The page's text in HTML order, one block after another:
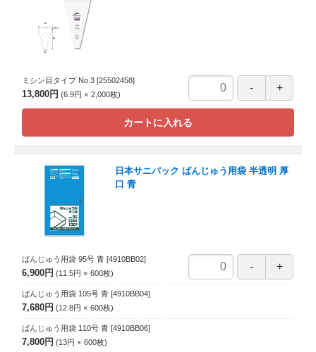
ミシン目タイプ No.3 [25502458]
13,800円 6.9円 2,000枚
カートに入れる
日本サニパック ばんじゅう用袋 半透明 厚
口 青
ばんじゅう用袋 95号 青 [4910BB02]
6,900円 11.5円 600枚
ばんじゅう用袋 105号 青 [4910BB04]
7,680円 12.8円 600枚
ばんじゅう用袋 110号 青 [4910BB06]
7,800円 13円 600枚